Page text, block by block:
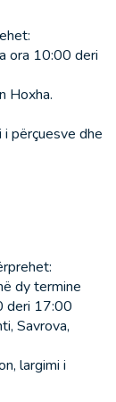
ora 10:00 deri
Hoxha.
përçuesve dhe
dy termine
deri 17:00
Savrova,
largimi i